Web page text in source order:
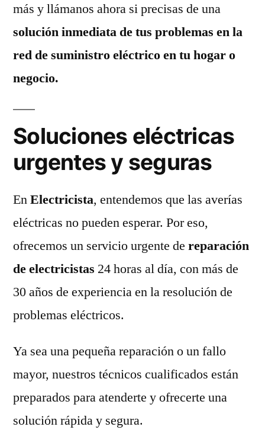
más y llámanos ahora si precisas de una
solución inmediata de tus problemas en la
red de suministro eléctrico en tu hogar o
negocio.
Soluciones eléctricas
urgentes y seguras
EnElectricista, entendemos que las averías
eléctricas no pueden esperar. Por eso,
ofrecemos un servicio urgente de reparación
de electricistas 24 horas al día, con más de
30 años de experiencia en la resolución de
problemas eléctricos.
Ya sea una pequeña reparación o un fallo
mayor, nuestros técnicos cualificados están
preparados para atenderte y ofrecerte una
solución rápida y segura.